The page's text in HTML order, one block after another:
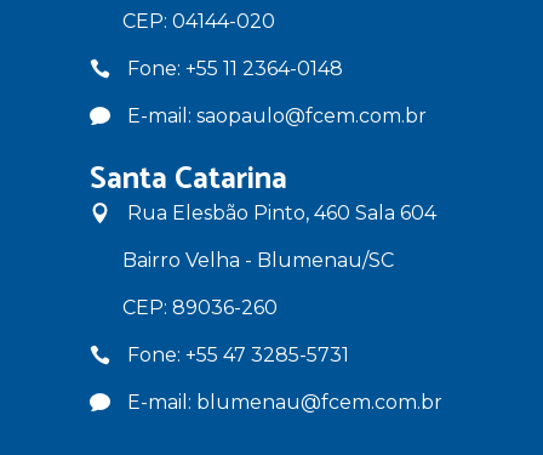
CEP: 04144-020
Fone: +55 11 2364-0148
E-mail: saopaulo@fcem.com.br
Santa Catarina
Rua Elesbão Pinto, 460 Sala 604
Bairro Velha - Blumenau/SC
CEP: 89036-260
Fone: +55 47 3285-5731
E-mail: blumenau@fcem.com.br